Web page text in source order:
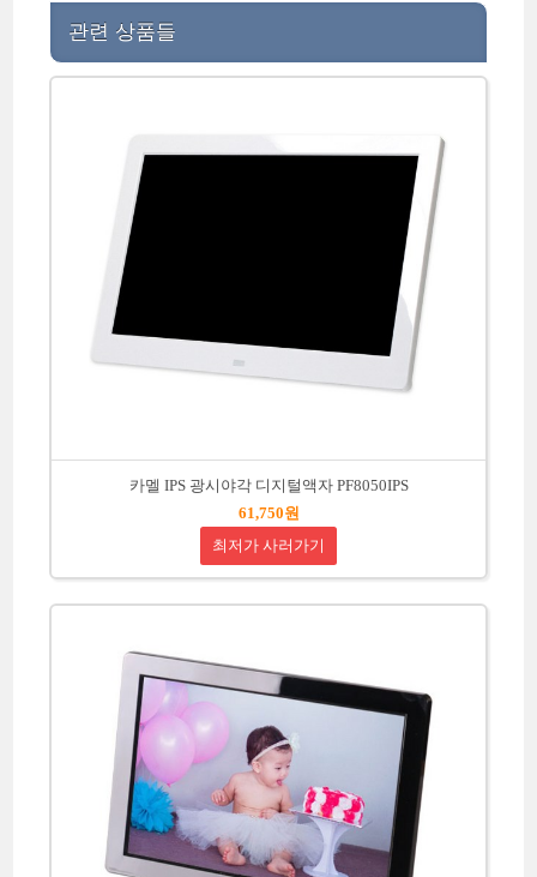
관련 상품들
카멜 IPS 광시야각 디지털액자 PF8050IPS
61,750원
최저가 사러가기